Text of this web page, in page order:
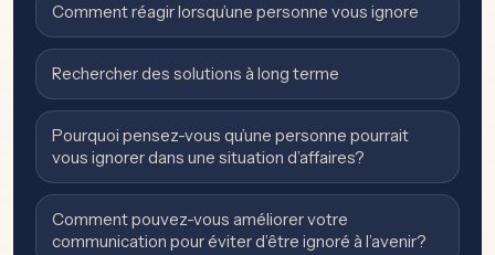
Comment réagir lorsqu’une personne vous ignore
Rechercher des solutions à long terme
Pourquoi pensez-vous qu’une personne pourrait
vous ignorer dans une situation d’affaires?
Comment pouvez-vous améliorer votre
communication pour éviter d’être ignoré à l’avenir?